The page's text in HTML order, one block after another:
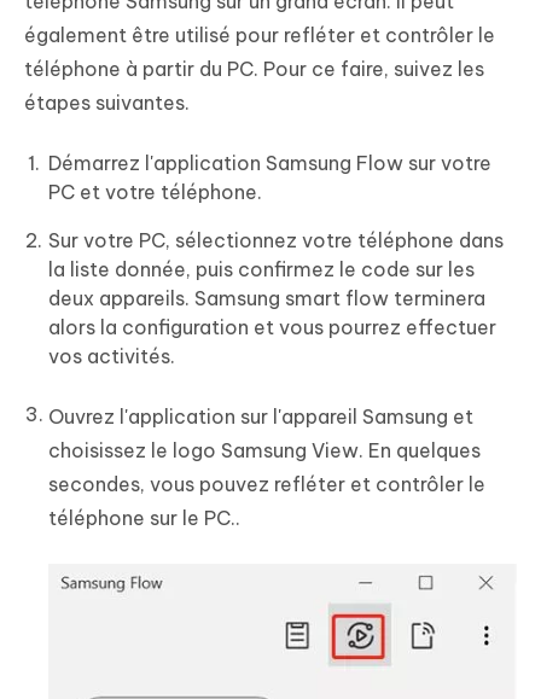
également être utilisé pour refléter et contrôler le
téléphone à partir du PC. Pour ce faire, suivez les
étapes suivantes.
Démarrez l'application Samsung Flow sur votre
PC et votre téléphone.
Sur votre PC, sélectionnez votre téléphone dans
la liste donnée, puis confirmez le code sur les
deux appareils. Samsung smart flow terminera
alors la configuration et vous pourrez effectuer
vos activités.
Ouvrez l'application sur l'appareil Samsung et
choisissez le logo Samsung View. En quelques
secondes, vous pouvez refléter et contrôler le
téléphone sur le PC..